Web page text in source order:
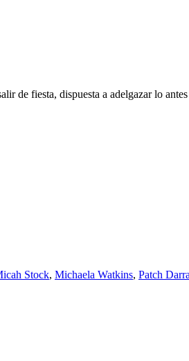
de fiesta, dispuesta a adelgazar lo
Stock, Michaela Watkins, Patch